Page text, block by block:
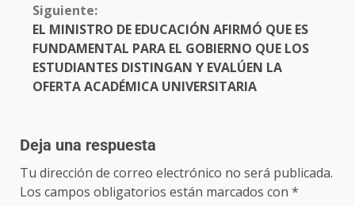
Siguiente:
EL MINISTRO DE EDUCACIÓN AFIRMÓ QUE ES
FUNDAMENTAL PARA EL GOBIERNO QUE LOS
ESTUDIANTES DISTINGAN Y EVALÚEN LA
OFERTA ACADÉMICA UNIVERSITARIA
Deja una respuesta
Tu dirección de correo electrónico no será publicada.
Los campos obligatorios están marcados con *